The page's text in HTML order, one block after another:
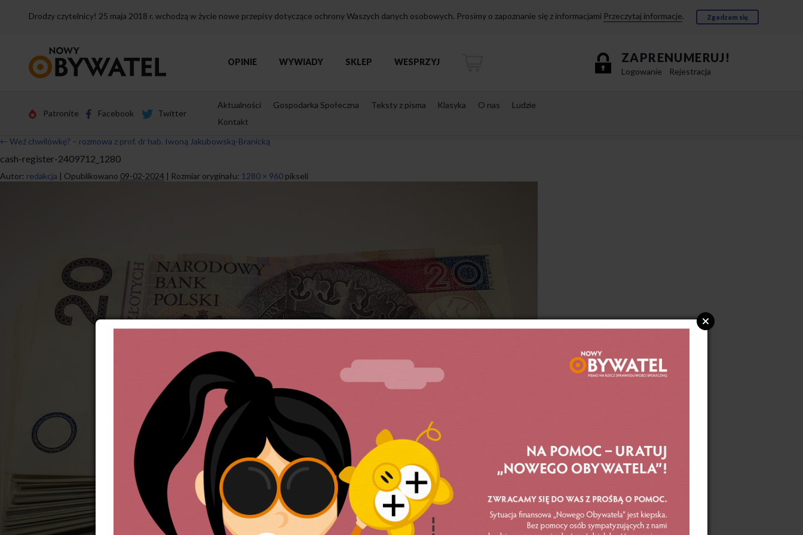
Drodzy czytelnicy! 25 maja 2018 r. wchodzą w życie nowe przepisy dotyczące ochrony Waszych danych osobowych. Prosimy o zapoznanie się z informacjami Przeczytaj informacje. Zgadzam się
strony
ZAPRENUMERUJ!
Logowanie Rejestracja
OPINIE WYWIADY SKLEP WESPRZYJ
Patronite Facebook Twitter
Aktualności Gospodarka Społeczna Teksty z pisma Klasyka O nas
Ludzie
Kontakt
← Weź chwilówkę? – rozmowa z prof. dr hab. Iwoną Jakubowską-Branicką
cash-register-2409712_1280
Autor: redakcja | Opublikowano 09-02-2024 | Rozmiar oryginału: 1280 × 960 pikseli